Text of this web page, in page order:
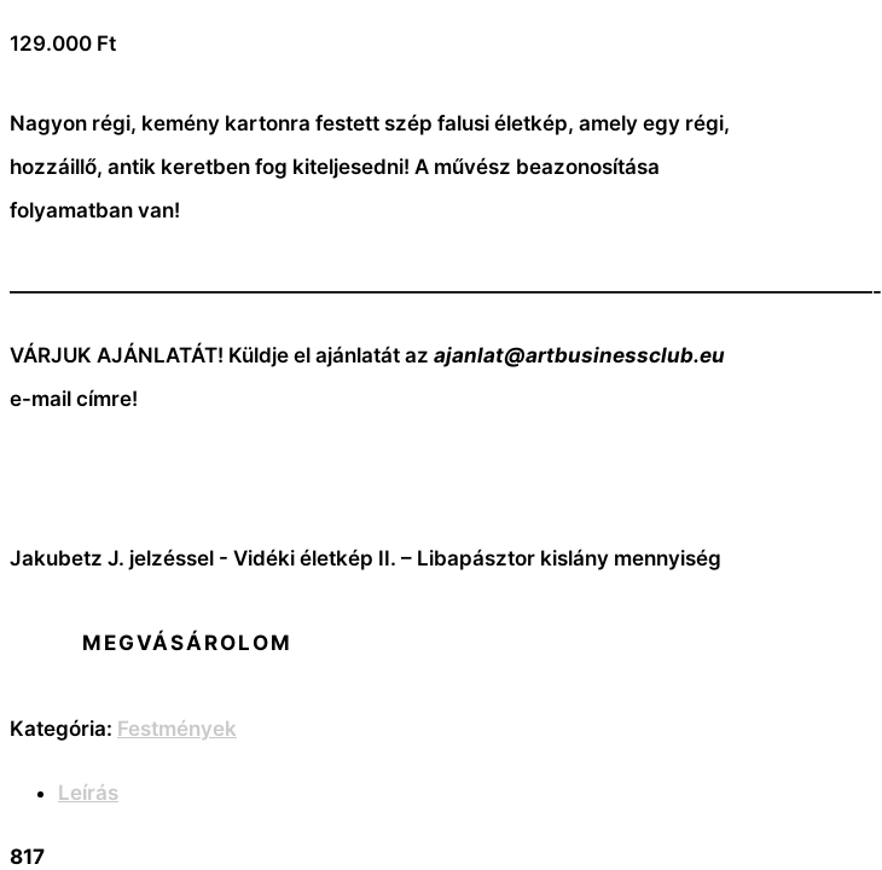
129.000 Ft
Nagyon régi, kemény kartonra festett szép falusi életkép, amely egy régi,
hozzáillő, antik keretben fog kiteljesedni! A művész beazonosítása
folyamatban van!
——————————————————————————————————————————-
VÁRJUK AJÁNLATÁT! Küldje el ajánlatát az ajanlat@artbusinessclub.eu
e-mail címre!
Jakubetz J. jelzéssel - Vidéki életkép II. – Libapásztor kislány mennyiség
MEGVÁSÁROLOM
Kategória: Festmények
Leírás
817